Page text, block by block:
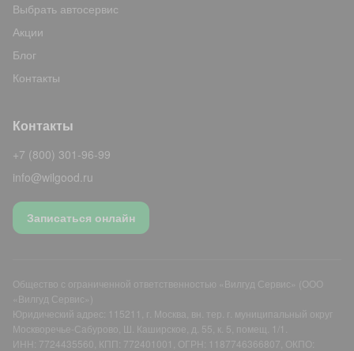
Выбрать автосервис
Акции
Блог
Контакты
Контакты
+7 (800) 301-96-99
info@wilgood.ru
Записаться онлайн
Общество с ограниченной ответственностью «Вилгуд Сервис» (ООО
«Вилгуд Сервис»)
Юридический адрес: 115211, г. Москва, вн. тер. г. муниципальный округ
Москворечье-Сабурово, Ш. Каширское, д. 55, к. 5, помещ. 1/1.
ИНН: 7724435560, КПП: 772401001, ОГРН: 1187746366807, ОКПО: